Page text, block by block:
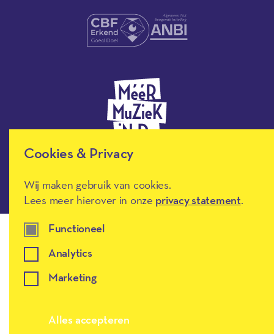
Cookies & Privacy
Wij maken gebruik van cookies.
Lees meer hierover in onze privacy statement.
Functioneel
Analytics
Marketing
Alles accepteren
Meer muziek in de klas, terug naar de
Disclaimer Privacy Toegankelijkheidsverklaring